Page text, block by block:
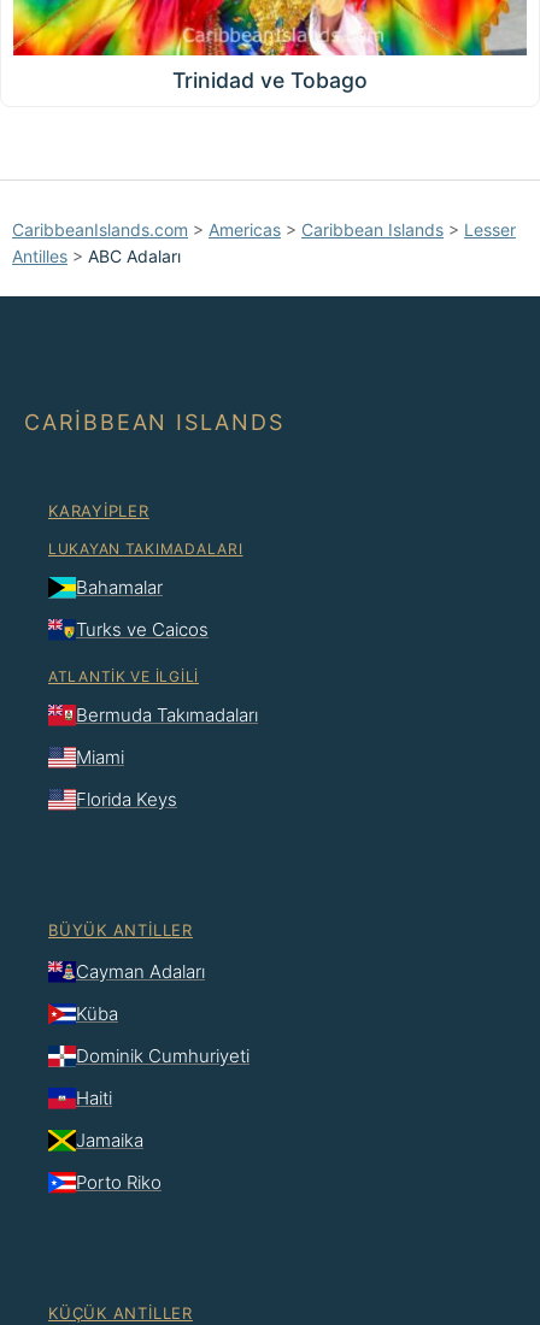
Trinidad ve Tobago
CaribbeanIslands.com > Americas > Caribbean Islands > Lesser
Antilles > ABC Adaları
CARIBBEAN ISLANDS
KARAYIPLER
LUKAYAN TAKIMADALARI
Bahamalar
Turks ve Caicos
ATLANTIK VE İLGILI
Bermuda Takımadaları
Miami
Florida Keys
BÜYÜK ANTILLER
Cayman Adaları
Küba
Dominik Cumhuriyeti
Haiti
Jamaika
Porto Riko
KÜÇÜK ANTILLER